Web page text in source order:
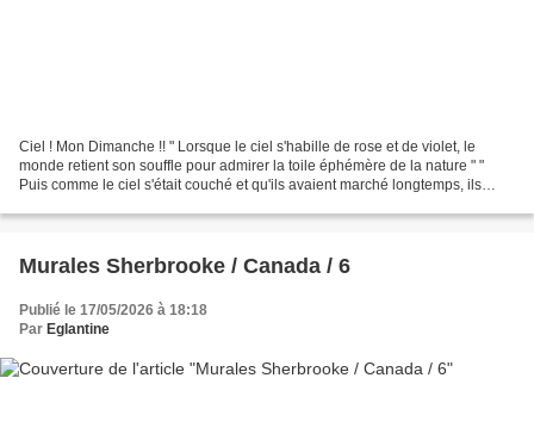
Ciel ! Mon Dimanche !! " Lorsque le ciel s'habille de rose et de violet, le
monde retient son souffle pour admirer la toile éphémère de la nature " "
Puis comme le ciel s'était couché et qu'ils avaient marché longtemps, ils
Murales Sherbrooke / Canada / 6
Publié le 17/05/2026 à 18:18
Par Eglantine